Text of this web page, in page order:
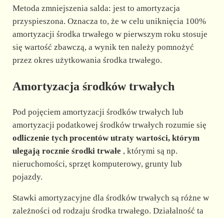
Metoda zmniejszenia salda: jest to amortyzacja
przyspieszona. Oznacza to, że w celu uniknięcia 100%
amortyzacji środka trwałego w pierwszym roku stosuje
się wartość zbawczą, a wynik ten należy pomnożyć
przez okres użytkowania środka trwałego.
Amortyzacja środków trwałych
Pod pojęciem amortyzacji środków trwałych lub
amortyzacji podatkowej środków trwałych rozumie się
odliczenie tych procentów utraty wartości, którym
ulegają rocznie środki trwałe , którymi są np.
nieruchomości, sprzęt komputerowy, grunty lub
pojazdy.
Stawki amortyzacyjne dla środków trwałych są różne w
zależności od rodzaju środka trwałego. Działalność ta